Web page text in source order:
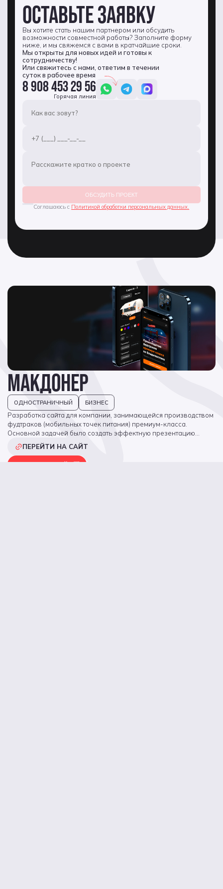
ОБСУДИТЬ ПРОЕКТ
Соглашаюсь с Политикой обработки персональных данных.
ОСТАВЬТЕ ЗАЯВКУ
Вы хотите стать нашим партнером или обсудить
возможности совместной работы? Заполните форму
ниже, и мы свяжемся с вами в кратчайшие сроки.
Мы открыты для новых идей и готовы к
сотрудничеству!
Или свяжитесь с нами, ответим в течении
суток в рабочее время
8 908 453 29 56
Горячая линия
МАКДОНЕР
ОДНОСТРАНИЧНЫЙ БИЗНЕС
Разработка сайта для компании, занимающейся производством
фудтраков (мобильных точек питания) премиум-класса.
Основной задачей было создать эффектную презентацию
фургонов, их техническое оснащение, внешний вид и
преимущества для бизнеса.
ПЕРЕЙТИ НА САЙТ